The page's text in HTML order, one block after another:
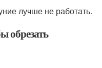
лучше не работать.
обрезать